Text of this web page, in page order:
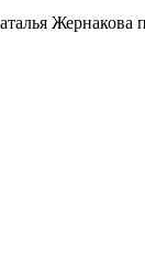
Жернакова